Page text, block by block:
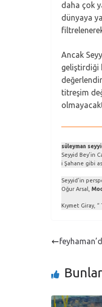
daha çok
dünyaya
Ancak
geliştirdiği
titreşim
süleyman
Seyyid Bey’in
i Şahane gibi
Seyyid’in
Oğur Arsal,
Kıymet Giray,